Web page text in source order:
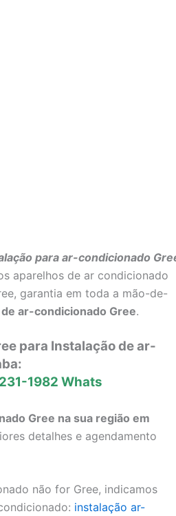
para ar-condicionado
aparelhos de ar condicionado
garantia em toda a mão-de-
ar-condicionado Gree.
para Instalação de ar-
1982 Whats
Gree na sua região em
detalhes e agendamento
não for Gree, indicamos
instalação ar-